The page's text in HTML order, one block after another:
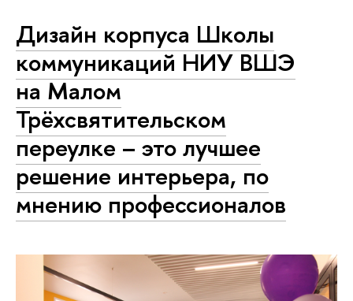
Дизайн корпуса Школы
коммуникаций НИУ ВШЭ
на Малом
Трёхсвятительском
переулке – это лучшее
решение интерьера, по
мнению профессионалов